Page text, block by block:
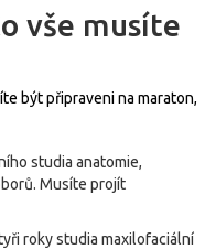
vše musíte
být připraveni na maraton,
studia anatomie,
Musíte projít
roky studia maxilofaciální